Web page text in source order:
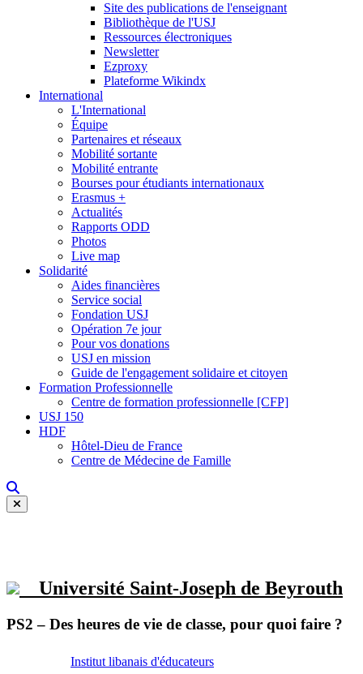
Site des publications de l'enseignant
Bibliothèque de l'USJ
Ressources électroniques
Newsletter
Ezproxy
Plateforme Wikindx
International
L'International
Équipe
Partenaires et réseaux
Mobilité sortante
Mobilité entrante
Bourses pour étudiants internationaux
Erasmus +
Actualités
Rapports ODD
Photos
Live map
Solidarité
Aides financières
Service social
Fondation USJ
Opération 7e jour
Pour vos donations
USJ en mission
Guide de l'engagement solidaire et citoyen
Formation Professionnelle
Centre de formation professionnelle [CFP]
USJ 150
HDF
Hôtel-Dieu de France
Centre de Médecine de Famille
Université Saint-Joseph de Beyrouth
PS2 – Des heures de vie de classe, pour quoi faire ?
Institut libanais d'éducateurs